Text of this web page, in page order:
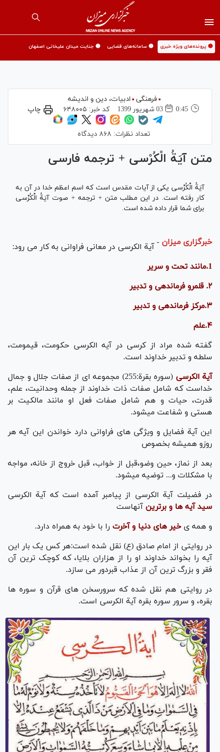
🟡 پرونده‌های ویژه خبری 🟡 سامانه‌های قضایی 🟡 جنایت میدان علیخانی اصفهان
فرهنگی
ادبیات، دین و اندیشه
0:45
03 شهريور 1399 کد خبر: ۶۴۸۰۰۵ چاپ
تعداد نظرات: ۸۶۸ دیدگاه
متن آيَةُ الْكُرْسى‌ + ترجمه فارسی
آيَةُ الْكُرْسى‌ یکی از آیات مقدس است که اسم اعظم خدا در آن به
کار رفته است. در این مطلب متن + ترجمه + صوت آيَةُ الْكُرْسى‌
برای شما قرار داده شده است.
خبرگزاری میزان - آیة الکرسی در معانی فراوانی به کار می رود:
1.مانند تحت و سریر
۲. قلمرو فرماندهی و تدبیر
۳.مرکز فرماندهی و تدبیر
۴.علم
گفته شده مراد از کرسی در آیه الکرسی حکومت، قیمومت،
سلطه و تدبیر خداوند است.
آیة الکرسی
(سوره بقرة:255) مجموعه ای از صفات جلال و جمال
خداست که شامل صفات ذات خداوند از جمله وحدانیت، علم،
قدرت، حیات و هم شامل صفات فعل او مانند مالکیت بر
هستی و شفاعت میشود.
این آیة فضایل و ویژگی های فراوانی دارد خواندن این آیه هر
روزو همیشه بخصوص
بعد از نماز، حین وضو،قبل از خواب، قبل خروج از خانه، مواجه
با مشکلات و... توضیه میشود.
در فضیلت آیة الکرسی از پیامبر آمده است که آیة الکرسی
سید آیه ها و برترین آنهاست
و همه ی خیر های دنیا و آخرت را با خود به همراه دارد.
در روایتی از امام صادق (ع) نقل شده است:هر کس یک بار این
آیه را بخواند خداوند او را از هزاران بلایا، که کوچک ترین آن
فقر و بزرگ ترین آن از عذاب قبردور می سازد.
در روایتی هم نقل شده که سرورسخن های قرآن و سوره ها
بقره، و سرور سوره بقره آیة الکرسی است.